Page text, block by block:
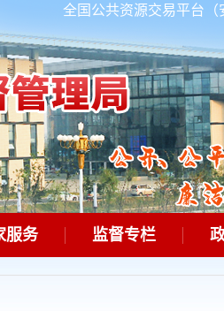
全国公共资源交易平台（
服务 监督专栏